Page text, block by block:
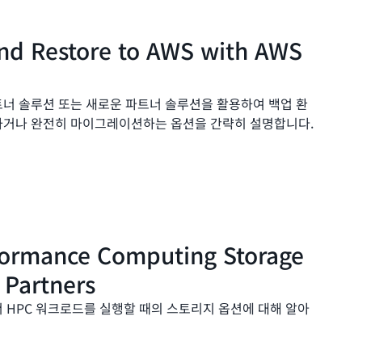
Restore to AWS with AWS
솔루션 또는 새로운 파트너 솔루션을 활용하여 백업 환
나 완전히 마이그레이션하는 옵션을 간략히 설명합니다.
Computing Storage
HPC 워크로드를 실행할 때의 스토리지 옵션에 대해 알아